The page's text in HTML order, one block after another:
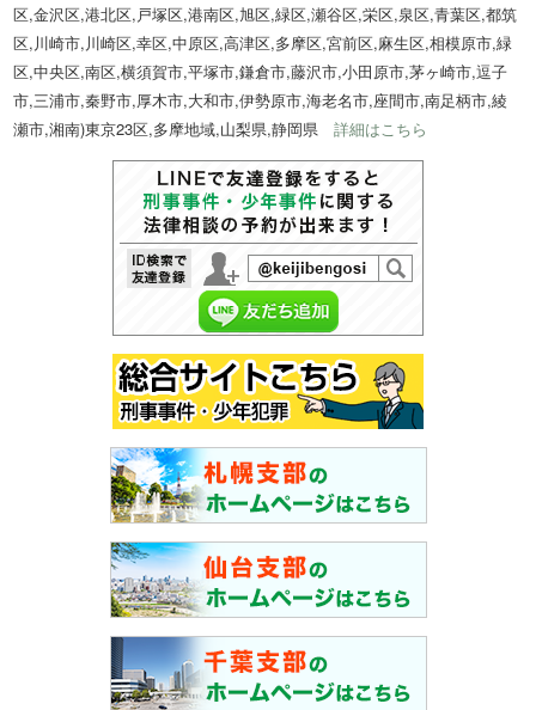
区,金沢区,港北区,戸塚区,港南区,旭区,緑区,瀬谷区,栄区,泉区,青葉区,都筑
区,川崎市,川崎区,幸区,中原区,高津区,多摩区,宮前区,麻生区,相模原市,緑
区,中央区,南区,横須賀市,平塚市,鎌倉市,藤沢市,小田原市,茅ヶ崎市,逗子
市,三浦市,秦野市,厚木市,大和市,伊勢原市,海老名市,座間市,南足柄市,綾
瀬市,湘南)東京23区,多摩地域,山梨県,静岡県詳細はこちら